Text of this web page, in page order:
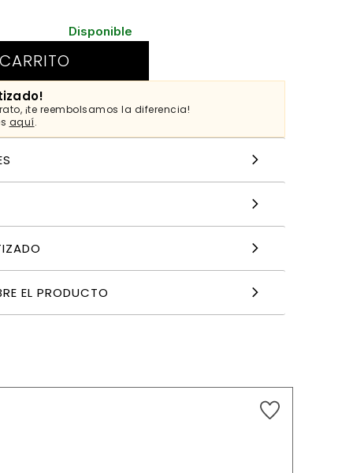
Disponible
¡te reembolsamos la diferencia!
aquí.
EL PRODUCTO